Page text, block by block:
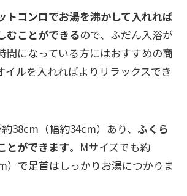
トコンロでお湯を沸かして入れれば
むことができるので、ふだん入浴が
間になっている方にはおすすめの商
イルを入れればよりリラックスでき
38cm（幅約34cm）あり、 ふくら
とができます。Mサイズでも約
）で足首はしっかりお湯につかりま